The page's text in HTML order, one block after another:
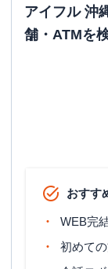
アイフル 沖
舗・ATMを
おすす
WEB完
初めて